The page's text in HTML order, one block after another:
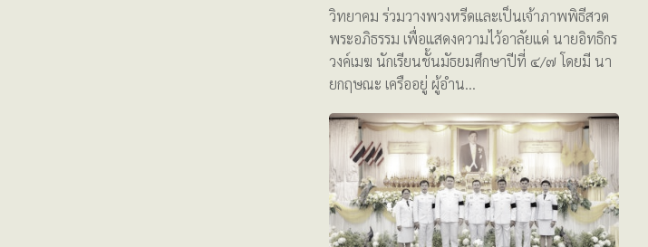
วิทยาคม ร่วมวางพวงหรีดและเป็นเจ้าภาพพิธีสวด
พระอภิธรรม เพื่อแสดงความไว้อาลัยแด่ นายอิทธิกร
วงค์เมฆ นักเรียนชั้นมัธยมศึกษาปีที่ ๔/๗ โดยมี นา
ยกฤษณะ เครืออยู่ ผู้อำน…